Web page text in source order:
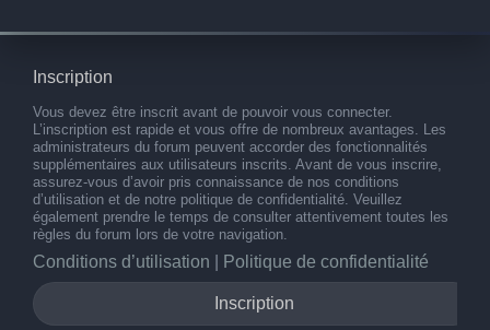
Inscription
Vous devez être inscrit avant de pouvoir vous connecter.
L’inscription est rapide et vous offre de nombreux avantages. Les
administrateurs du forum peuvent accorder des fonctionnalités
supplémentaires aux utilisateurs inscrits. Avant de vous inscrire,
assurez-vous d’avoir pris connaissance de nos conditions
d’utilisation et de notre politique de confidentialité. Veuillez
également prendre le temps de consulter attentivement toutes les
règles du forum lors de votre navigation.
Conditions d’utilisation Politique de confidentialité
Inscription